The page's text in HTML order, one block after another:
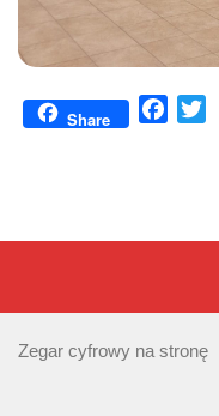
Share
Zegar cyfrowy na stronę